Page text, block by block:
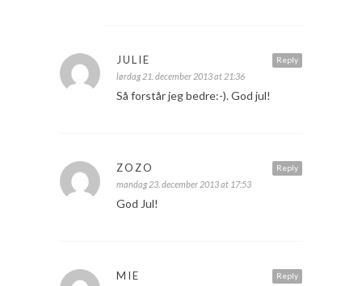
Reply
JULIE
lørdag 21. december 2013 at 21:36
Så forstår jeg bedre:-). God jul!
Reply
ZOZO
mandag 23. december 2013 at 17:53
God Jul!
Reply
MIE